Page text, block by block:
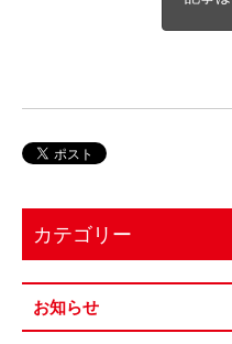
カテゴリー
お知らせ